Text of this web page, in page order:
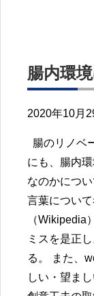
腸内環
2020年10月
腸のリノベ
にも、腸内
なのかにつ
言葉につい
（Wikipedia
ミスを是正
る。 また、
しい・望ま